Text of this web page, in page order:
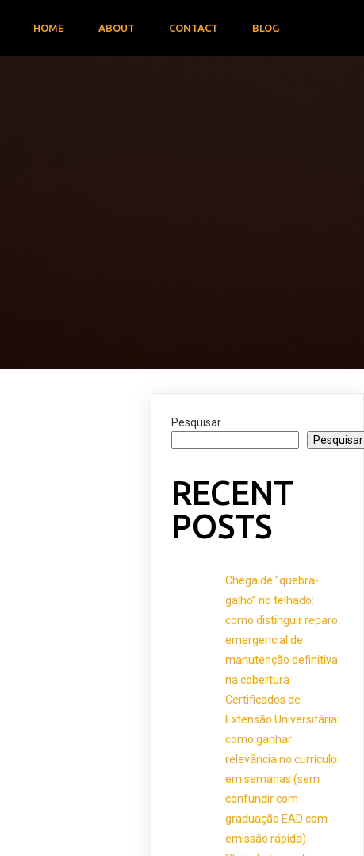
HOME ABOUT CONTACT BLOG
Pesquisar
Pesquisar
RECENT
POSTS
Chega de “quebra-
galho” no telhado:
como distinguir reparo
emergencial de
manutenção definitiva
na cobertura
Certificados de
Extensão Universitária:
como ganhar
relevância no currículo
em semanas (sem
confundir com
graduação EAD com
emissão rápida)